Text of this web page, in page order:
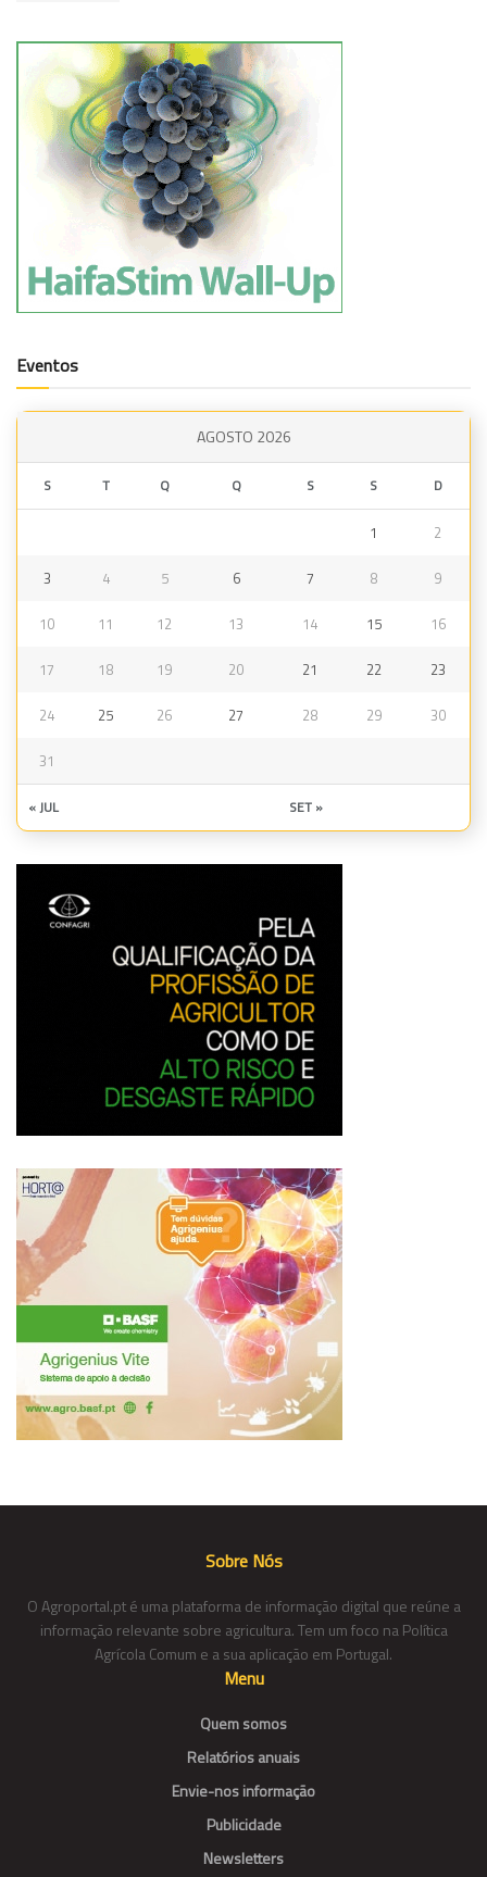
Eventos
AGOSTO 2026
S T Q Q S S D
1 2
3 4 5 6 7 8 9
10 11 12 13 14 15 16
17 18 19 20 21 22 23
24 25 26 27 28 29 30
31
« JUL SET »
Sobre Nós
O Agroportal.pt é uma plataforma de informação digital que reúne a
informação relevante sobre agricultura. Tem um foco na Política
Agrícola Comum e a sua aplicação em Portugal.
Menu
Quem somos
Relatórios anuais
Envie-nos informação
Publicidade
Newsletters